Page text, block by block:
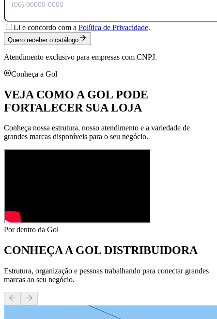
Li e concordo com a Política de Privacidade.
Quero receber o catálogo
Atendimento exclusivo para empresas com CNPJ.
Conheça a Gol
VEJA COMO A GOL PODE
FORTALECER SUA LOJA
Conheça nossa estrutura, nosso atendimento e a variedade de
grandes marcas disponíveis para o seu negócio.
Por dentro da Gol
CONHEÇA AGOL DISTRIBUIDORA
Estrutura, organização e pessoas trabalhando para conectar grandes
marcas ao seu negócio.